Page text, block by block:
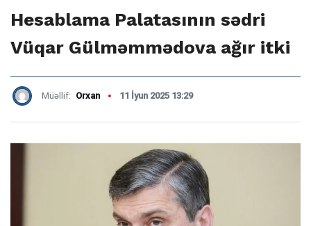
Hesablama Palatasının sədri
Vüqar Gülməmmədova ağır itki
Müəllif: Orxan 11 İyun 2025 13:29